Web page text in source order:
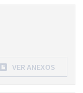
VER ANEXOS